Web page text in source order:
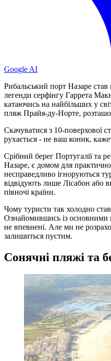
Google AI
Рибальський порт Назаре
легенди серфінгу Гаррета
катаючись на найбільших у
пляж Прайя-ду-Норте,
Скачуватися з 10-поверхової
рухається - не ваш коник,
Срібний берег Португалії та
Назаре, є домом для практично
несправедливо ігноруються
відвідують лише Лісабон або
півночі країни.
Чому туристи так холодно
Ознайомившись із основними
не впевнені. Але ми не
залишиться пустим.
Сонячні пляжі та